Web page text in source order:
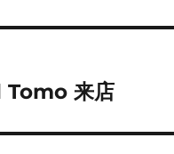
Tomo 来店